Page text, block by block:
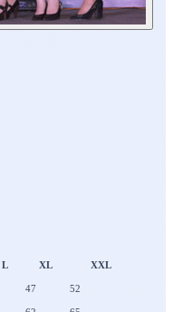
L XL XXL
47 52